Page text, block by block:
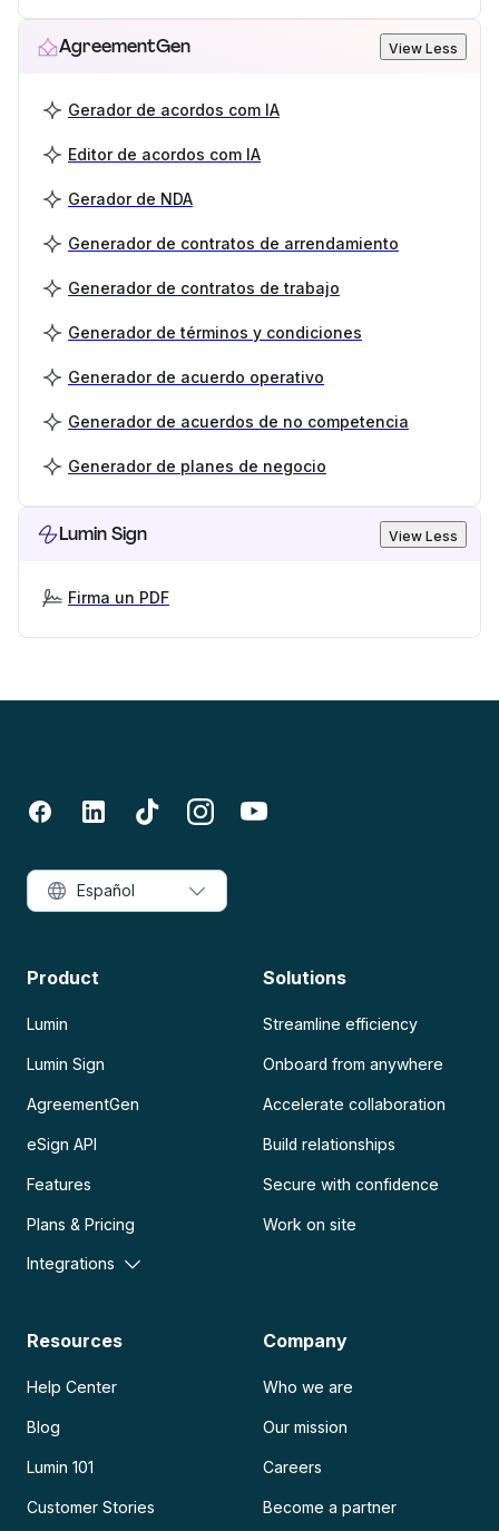
AgreementGen View Less
Gerador de acordos com IA
Editor de acordos com IA
Gerador de NDA
Generador de contratos de arrendamiento
Generador de contratos de trabajo
Generador de términos y condiciones
Generador de acuerdo operativo
Generador de acuerdos de no competencia
Generador de planes de negocio
Lumin Sign View Less
Firma un PDF
Product
Lumin
Lumin Sign
AgreementGen
eSign API
Features
Plans & Pricing
Integrations
Solutions
Streamline efficiency
Onboard from anywhere
Accelerate collaboration
Build relationships
Secure with confidence
Work on site
Resources
Help Center
Blog
Lumin 101
Customer Stories
Company
Who we are
Our mission
Careers
Become a partner
Español